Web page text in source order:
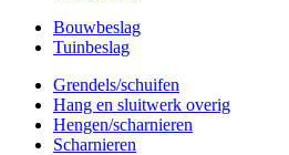
Bouwbeslag
Tuinbeslag
Grendels/schuifen
Hang en sluitwerk overig
Hengen/scharnieren
Scharnieren